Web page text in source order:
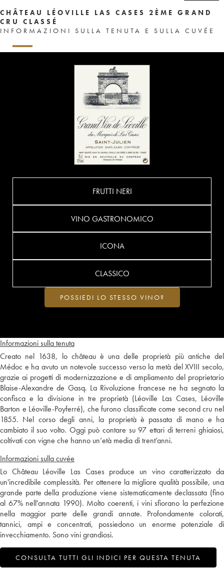
CHÂTEAU LÉOVILLE LAS CASES 2ÈME GRAND
CRU CLASSÉ
INFORMAZIONI SULLA TENUTA E SULLA CUVÉE
Informazioni sulla tenuta
Creato nel 1638, lo château è una delle proprietà più antiche del
Médoc e ha avuto un notevole successo verso la metà del XVIII secolo,
grazie ai progetti di modernizzazione e di ampliamento del proprietario
Blaise-Alexandre de Gasq. La Rivoluzione francese ne ha segnato la
confisca e la divisione in tre proprietà (Léoville Las Cases, Léoville
Barton e Léoville-Poyferré), che furono classificate come second cru nel
1855. Nel corso degli anni, la proprietà è passata di mano e ha
cambiato il suo volto. Oggi può contare su 97 ettari di terreni ghiaiosi,
coltivati con vigne che hanno un’età media di trent’anni.
Informazioni sulla cuvée
Lo Château Léoville Las Cases produce un vino caratterizzato da
un'incredibile complessità. Per ottenere la migliore qualità possibile, una
grande parte della produzione viene sistematicamente declassata (fino
al 67% nell'annata 1990). Molto coerenti, i vini sfiorano la perfezione
nella maggior parte delle grandi annate. Profondamente colorati,
tannici, ampi e concentrati, possiedono un enorme potenziale di
invecchiamento. Sono vini grandiosi.
CONSULTA TUTTI GLI INDICI PER QUESTA TENUTA
FRUTTI NERI
VINO GASTRONOMICO
ICONA
CLASSICO
POSSIEDI LO STESSO VINO?